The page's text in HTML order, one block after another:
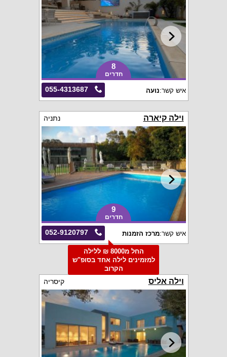
8
חדרים
055-4313687 איש קשר:נועה
וילה קיארה נתניה
9
חדרים
052-9120797 איש קשר:מרכז הזמנות
החל מ8000 ₪ ללילה
למזמינים לילה אחד בסופ"ש
הקרוב
וילה אליס קיסריה